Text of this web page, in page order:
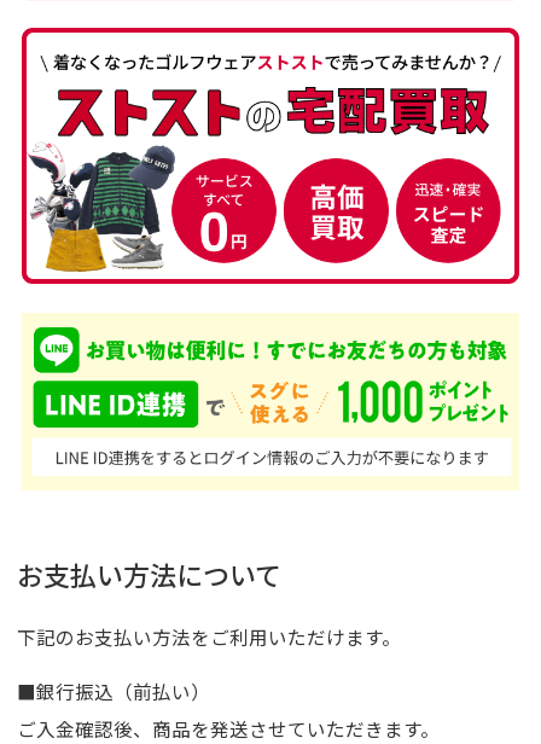
お支払い方法について
下記のお支払い方法をご利用いただけます。
■銀行振込（前払い）
ご入金確認後、商品を発送させていただきます。